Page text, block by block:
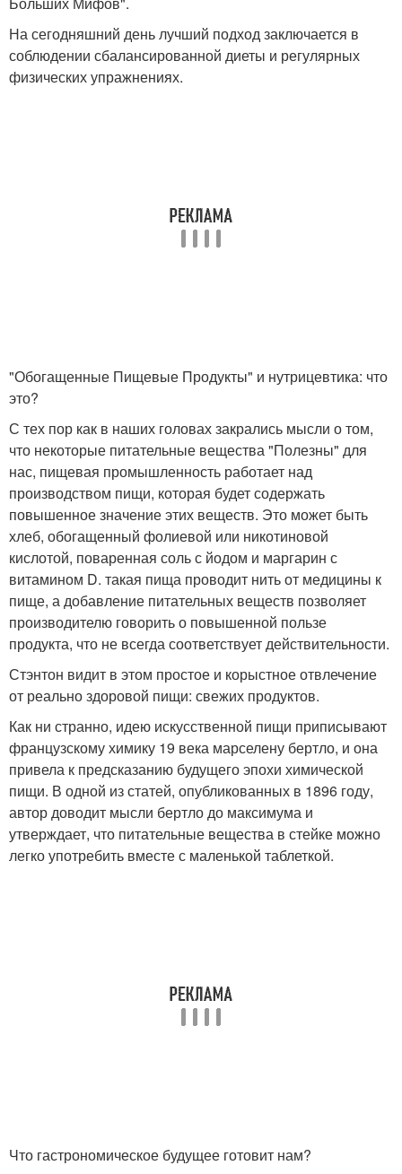
На сегодняшний день лучший подход заключается в
соблюдении сбалансированной диеты и регулярных
физических упражнениях.
"Обогащенные Пищевые Продукты" и нутрицевтика: что
это?
С тех пор как в наших головах закрались мысли о том,
что некоторые питательные вещества "Полезны" для
нас, пищевая промышленность работает над
производством пищи, которая будет содержать
повышенное значение этих веществ. Это может быть
хлеб, обогащенный фолиевой или никотиновой
кислотой, поваренная соль с йодом и маргарин с
витамином D. такая пища проводит нить от медицины к
пище, а добавление питательных веществ позволяет
производителю говорить о повышенной пользе
продукта, что не всегда соответствует действительности.
Стэнтон видит в этом простое и корыстное отвлечение
от реально здоровой пищи: свежих продуктов.
Как ни странно, идею искусственной пищи приписывают
французскому химику 19 века марселену бертло, и она
привела к предсказанию будущего эпохи химической
пищи. В одной из статей, опубликованных в 1896 году,
автор доводит мысли бертло до максимума и
утверждает, что питательные вещества в стейке можно
легко употребить вместе с маленькой таблеткой.
Что гастрономическое будущее готовит нам?